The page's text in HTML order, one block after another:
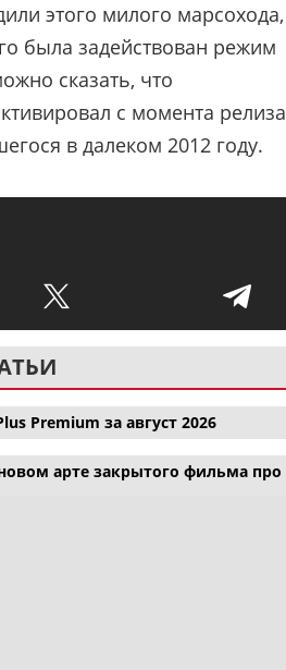
этого милого марсохода,
была задействован режим
сказать, что
с момента релиза
в далеком 2012 году.
Premium за август 2026
арте закрытого фильма про